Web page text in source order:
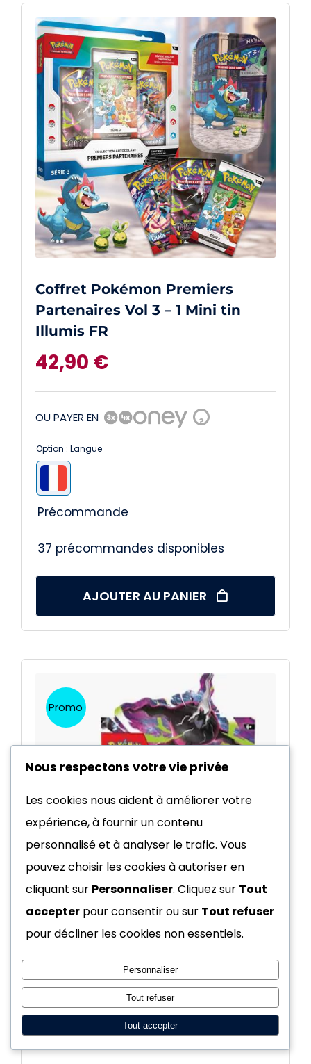
Coffret Pokémon Premiers
Partenaires Vol 3 – 1 Mini tin
Illumis FR
42,90 €
OU PAYER EN ?
Option : Langue
Précommande
37 précommandes disponibles
AJOUTER AU PANIER
Promo
Display Pokémon ME5 Nuit
251,90€Le
229,90€
Le
Nous respectons votre vie privée
Les cookies nous aident à améliorer votre
expérience, à fournir un contenu
personnalisé et à analyser le trafic. Vous
pouvez choisir les cookies à autoriser en
cliquant sur Personnaliser. Cliquez sur Tout
accepter pour consentir ou sur Tout refuser
pour décliner les cookies non essentiels.
Personnaliser
Tout refuser
Tout accepter